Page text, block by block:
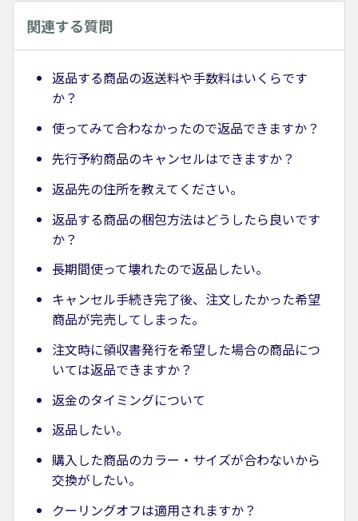
関連する質問
返品する商品の返送料や手数料はいくらです
か？
使ってみて合わなかったので返品できますか？
先行予約商品のキャンセルはできますか？
返品先の住所を教えてください。
返品する商品の梱包方法はどうしたら良いです
か？
長期間使って壊れたので返品したい。
キャンセル手続き完了後、注文したかった希望
商品が完売してしまった。
注文時に領収書発行を希望した場合の商品につ
いては返品できますか？
返金のタイミングについて
返品したい。
購入した商品のカラー・サイズが合わないから
交換がしたい。
クーリングオフは適用されますか？